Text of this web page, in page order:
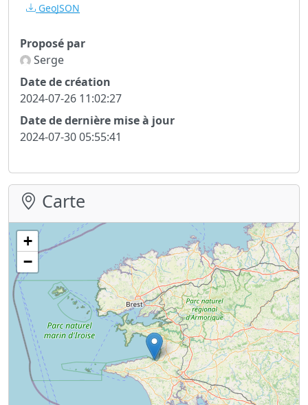
GeoJSON
Proposé par
Serge
Date de création
2024-07-26 11:02:27
Date de dernière mise à jour
2024-07-30 05:55:41
Carte
+
−